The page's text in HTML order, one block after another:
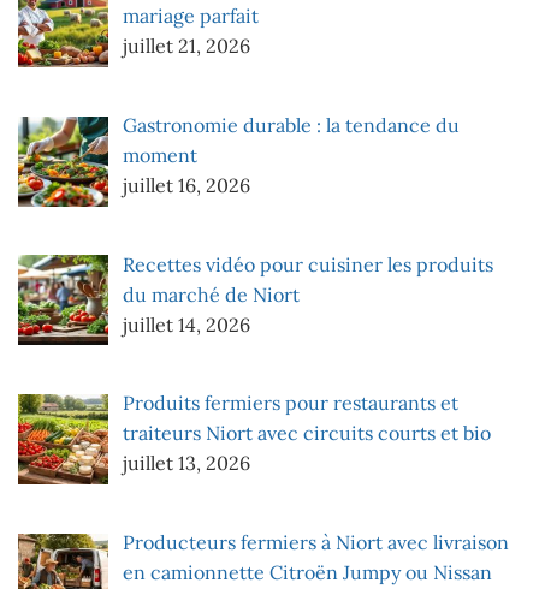
mariage parfait
juillet 21, 2026
Gastronomie durable : la tendance du
moment
juillet 16, 2026
Recettes vidéo pour cuisiner les produits
du marché de Niort
juillet 14, 2026
Produits fermiers pour restaurants et
traiteurs Niort avec circuits courts et bio
juillet 13, 2026
Producteurs fermiers à Niort avec livraison
en camionnette Citroën Jumpy ou Nissan